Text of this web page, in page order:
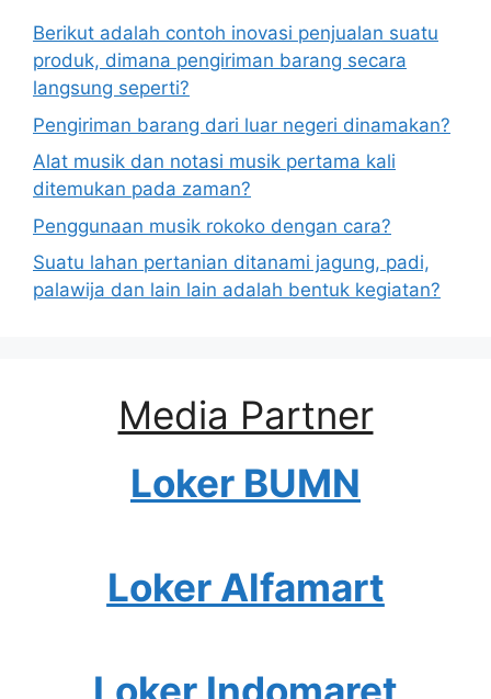
Berikut adalah contoh inovasi penjualan suatu
produk, dimana pengiriman barang secara
langsung seperti?
Pengiriman barang dari luar negeri dinamakan?
Alat musik dan notasi musik pertama kali
ditemukan pada zaman?
Penggunaan musik rokoko dengan cara?
Suatu lahan pertanian ditanami jagung, padi,
palawija dan lain lain adalah bentuk kegiatan?
Media Partner
Loker BUMN
Loker Alfamart